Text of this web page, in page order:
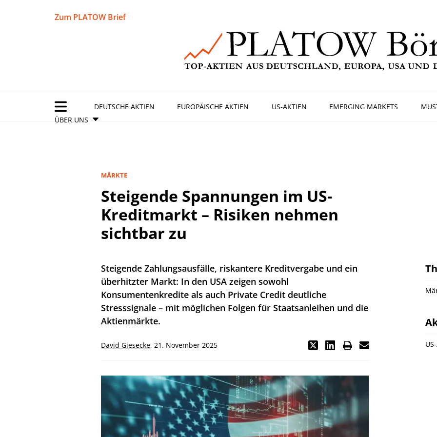
Zum PLATOW Brief
DEUTSCHE AKTIEN EUROPÄISCHE AKTIEN US-AKTIEN EMERGING MARKETS
ÜBER UNS
MÄRKTE
Steigende Spannungen im US-
Kreditmarkt – Risiken nehmen
sichtbar zu
Steigende Zahlungsausfälle, riskantere Kreditvergabe und ein
überhitzter Markt: In den USA zeigen sowohl
Konsumentenkredite als auch Private Credit deutliche
Stresssignale – mit möglichen Folgen für Staatsanleihen und die
Aktienmärkte.
David Giesecke, 21. November 2025